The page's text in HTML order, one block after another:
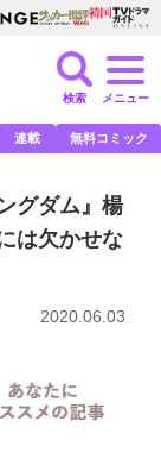
検索 メニュー
連載 無料コミック
グダム』楊
は欠かせな
2020.06.03